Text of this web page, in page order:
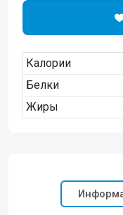
Калории
Белки
Жиры